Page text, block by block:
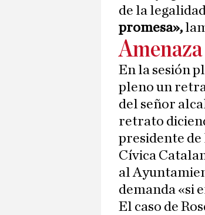
de la
promesa»,
En la sesión
pleno un
del señor
retrato
presidente
Cívica
al
demanda «si
El caso de